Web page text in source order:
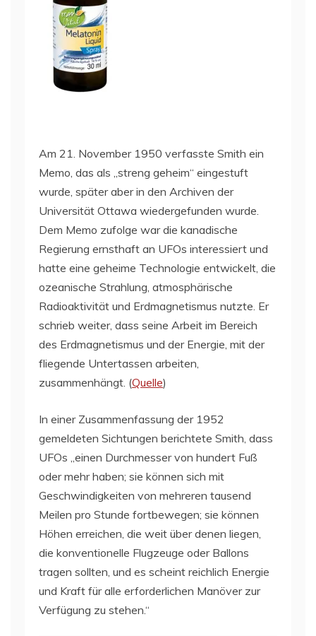
Am 21. November 1950 verfasste Smith ein
Memo, das als „streng geheim“ eingestuft
wurde, später aber in den Archiven der
Universität Ottawa wiedergefunden wurde.
Dem Memo zufolge war die kanadische
Regierung ernsthaft an UFOs interessiert und
hatte eine geheime Technologie entwickelt, die
ozeanische Strahlung, atmosphärische
Radioaktivität und Erdmagnetismus nutzte. Er
schrieb weiter, dass seine Arbeit im Bereich
des Erdmagnetismus und der Energie, mit der
fliegende Untertassen arbeiten,
zusammenhängt. (Quelle)
In einer Zusammenfassung der 1952
gemeldeten Sichtungen berichtete Smith, dass
UFOs „einen Durchmesser von hundert Fuß
oder mehr haben; sie können sich mit
Geschwindigkeiten von mehreren tausend
Meilen pro Stunde fortbewegen; sie können
Höhen erreichen, die weit über denen liegen,
die konventionelle Flugzeuge oder Ballons
tragen sollten, und es scheint reichlich Energie
und Kraft für alle erforderlichen Manöver zur
Verfügung zu stehen.“